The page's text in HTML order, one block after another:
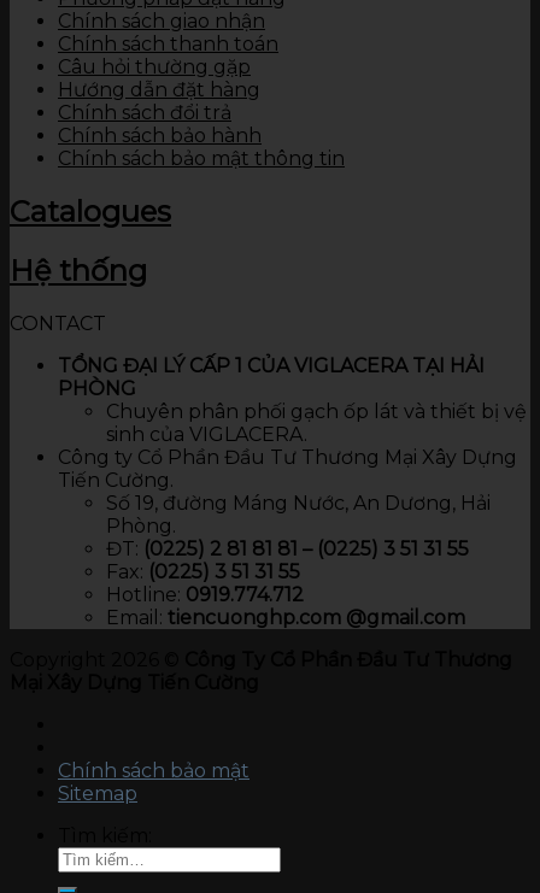
Chính sách giao nhận
Chính sách thanh toán
Câu hỏi thường gặp
Hướng dẫn đặt hàng
Chính sách đổi trả
Chính sách bảo hành
Chính sách bảo mật thông tin
Catalogues
Hệ thống
CONTACT
TỔNG ĐẠI LÝ CẤP 1 CỦA VIGLACERA TẠI HẢI
PHÒNG
Chuyên phân phối gạch ốp lát và thiết bị vệ
sinh của VIGLACERA.
Công ty Cổ Phần Đầu Tư Thương Mại Xây Dựng
Tiến Cường.
Số 19, đường Máng Nước, An Dương, Hải
Phòng.
ĐT: (0225) 2 81 81 81 – (0225) 3 51 31 55
Fax: (0225) 3 51 31 55
Hotline: 0919.774.712​
Email: tiencuonghp.com @gmail.com
Chính sách bảo mật
Sitemap